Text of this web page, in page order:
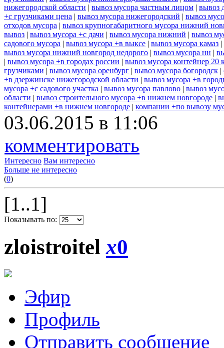
нижегородской области | вывоз мусора частным лицом | вывоз
+с грузчиками цена | вывоз мусора нижегородский | вывоз
отходов мусора | вывоз крупногабаритного мусора нижний
вывоз | вывоз мусора +с дачи | вывоз мусора нижний | вывоз
садового мусора | вывоз мусора +в выксе | вывоз мусора камаз |
вывоз мусора нижний новгород недорого | вывоз мусора нн |
| вывоз мусора +в городах россии | вывоз мусора контейнер 20
грузчиками | вывоз мусора оренбург | вывоз мусора богородск |
+в дзержинске нижегородской области | вывоз мусора +в
мусора +с садового участка | вывоз мусора павлово | вывоз
области | вывоз строительного мусора +в нижнем новгороде |
контейнерами +в нижнем новгороде | компании +по вывозу
03.06.2015 в 11:06
комментировать
Интересно Вам интересно
Больше не интересно
(0)
[1..1]
Показывать по:
zloistroitelx0
Эфир
Профиль
Отправить сообщение